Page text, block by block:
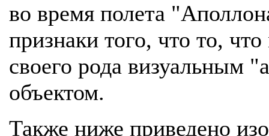
во время полета
признаки того, что то,
своего рода визуальным
объектом.
Также ниже приведено